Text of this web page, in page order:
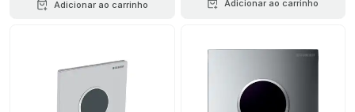
Adicionar ao carrinho Adicionar ao carrinho